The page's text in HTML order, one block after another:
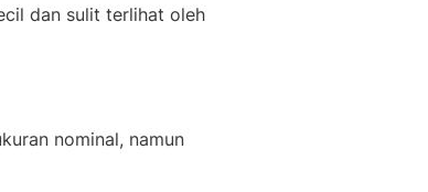
dan sulit terlihat oleh
nominal, namun